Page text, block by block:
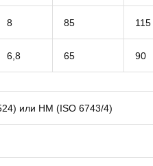
8 85 115
6,8 65 90
или HM (ISO 6743/4)